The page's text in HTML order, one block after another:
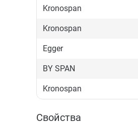
Kronospan
Kronospan
Egger
BY SPAN
Kronospan
Свойства